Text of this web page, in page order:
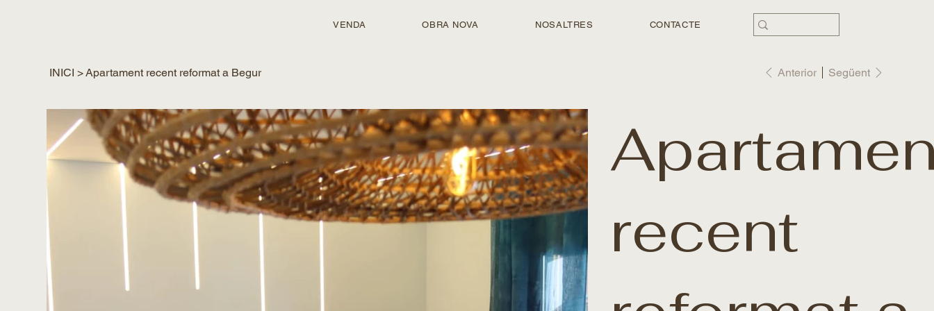
VENDA OBRA NOVA NOSALTRES CONTACTE
INICI >Apartament recent reformat a Begur Anterior Següent
recent